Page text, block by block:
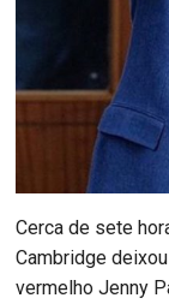
Cerca de sete
Cambridge
vermelho Jenny